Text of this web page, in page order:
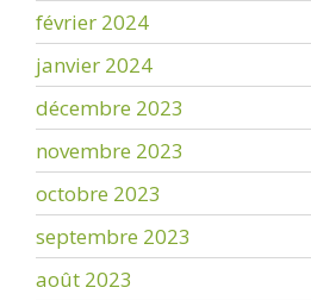
février 2024
janvier 2024
décembre 2023
novembre 2023
octobre 2023
septembre 2023
août 2023